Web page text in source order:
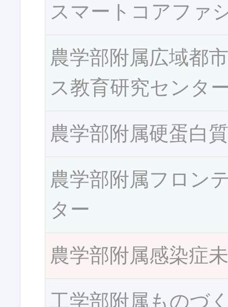
スマートコアファ
農学部附属広域都
ス教育研究センタ
農学部附属硬蛋白
農学部附属フロン
ター
農学部附属感染症
工学部附属ものづ